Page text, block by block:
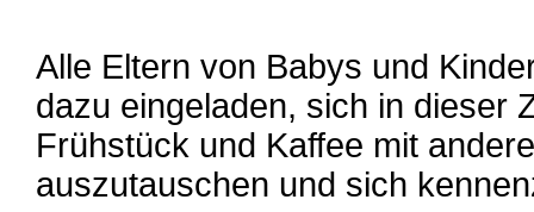
Alle Eltern von Babys und
dazu eingeladen, sich in dieser
Frühstück und Kaffee mit
auszutauschen und sich